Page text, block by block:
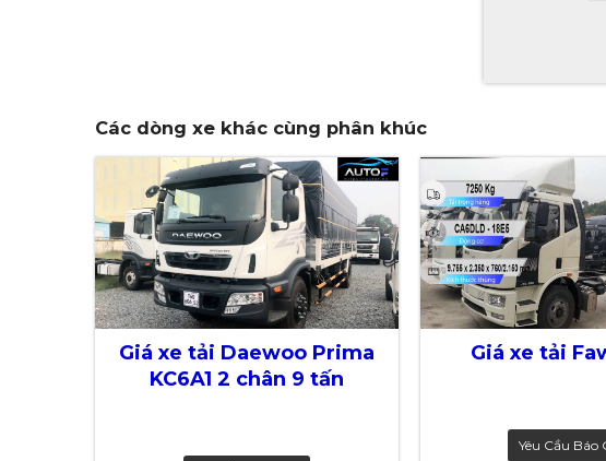
Các dòng xe khác cùng phân khúc
Giá xe tải Daewoo Prima
KC6A1 2 chân 9 tấn
Giá xe tải
Yêu Cầu Báo